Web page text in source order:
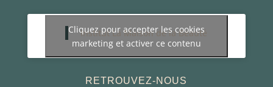
Institut La Maison de la Beauté
Cliquez pour accepter les cookies
marketing et activer ce contenu
RETROUVEZ-NOUS